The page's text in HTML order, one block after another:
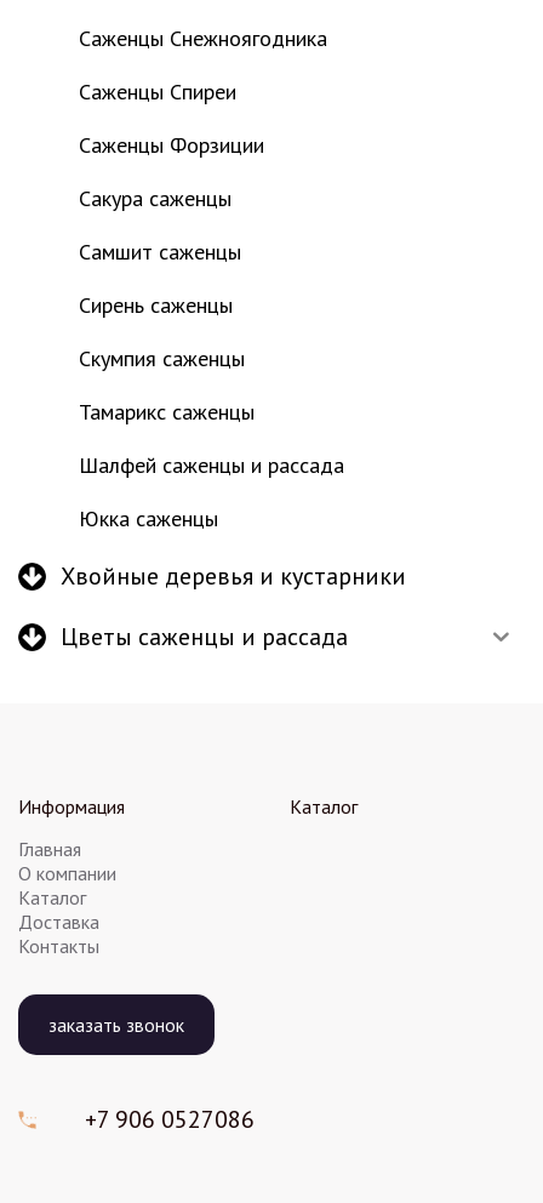
Саженцы Снежноягодника
Саженцы Спиреи
Саженцы Форзиции
Сакура саженцы
Самшит саженцы
Сирень саженцы
Скумпия саженцы
Тамарикс саженцы
Шалфей саженцы и рассада
Юкка саженцы
Хвойные деревья и кустарники
Цветы саженцы и рассада
Информация
Главная
О компании
Каталог
Доставка
Контакты
Каталог
заказать звонок
+7 906 0527086